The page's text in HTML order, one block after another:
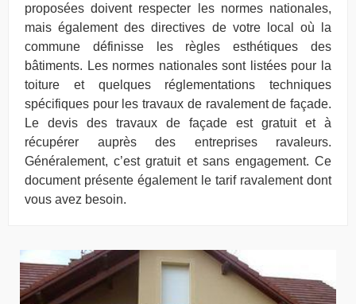
proposées doivent respecter les normes nationales,
mais également des directives de votre local où la
commune définisse les règles esthétiques des
bâtiments. Les normes nationales sont listées pour la
toiture et quelques réglementations techniques
spécifiques pour les travaux de ravalement de façade.
Le devis des travaux de façade est gratuit et à
récupérer auprès des entreprises ravaleurs.
Généralement, c’est gratuit et sans engagement. Ce
document présente également le tarif ravalement dont
vous avez besoin.